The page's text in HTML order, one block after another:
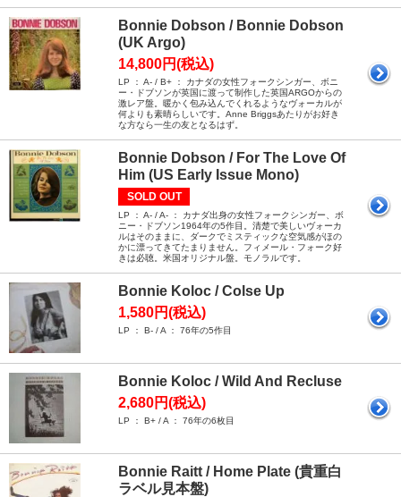
Bonnie Dobson / Bonnie Dobson
(UK Argo)
14,800円(税込)
LP ： A- / B+ ： カナダの女性フォークシンガー、ボニ
ー・ドブソンが英国に渡って制作した英国ARGOからの
激レア盤。暖かく包み込んでくれるようなヴォーカルが
何よりも素晴らしいです。Anne Briggsあたりがお好き
な方なら一生の友となるはず。
Bonnie Dobson / For The Love Of
Him (US Early Issue Mono)
SOLD OUT
LP ： A- / A- ： カナダ出身の女性フォークシンガー、ボ
ニー・ドブソン1964年の5作目。清楚で美しいヴォーカ
ルはそのままに、ダークでミスティックな空気感がほの
かに漂ってきてたまりません。フィメール・フォーク好
きは必聴。米国オリジナル盤。モノラルです。
Bonnie Koloc / Colse Up
1,580円(税込)
LP ： B- / A ： 76年の5作目
Bonnie Koloc / Wild And Recluse
2,680円(税込)
LP ： B+ / A ： 76年の6枚目
Bonnie Raitt / Home Plate (貴重白
ラベル見本盤)